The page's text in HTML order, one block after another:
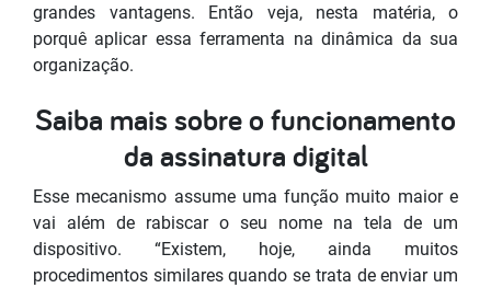
grandes vantagens. Então veja, nesta matéria, o
porquê aplicar essa ferramenta na dinâmica da sua
organização.
Saiba mais sobre o funcionamento
da assinatura digital
Esse mecanismo assume uma função muito maior e
vai além de rabiscar o seu nome na tela de um
dispositivo. “Existem, hoje, ainda muitos
procedimentos similares quando se trata de enviar um